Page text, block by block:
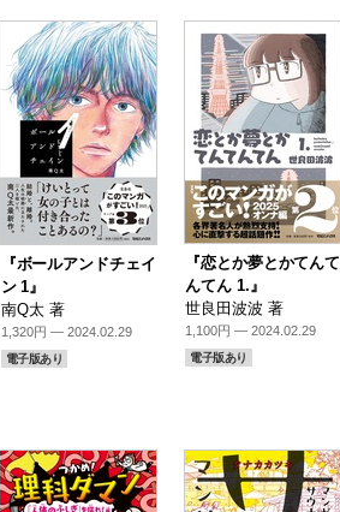
『ボールアンドチェイ
ン 1』
南Q太 著
1,320円 — 2024.02.29
電子版あり
『恋とか夢とかてんて
んてん 1.』
世良田波波 著
1,100円 — 2024.02.29
電子版あり